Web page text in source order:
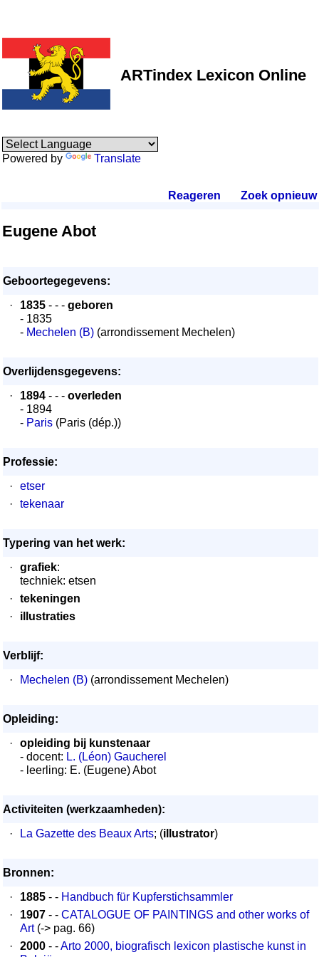
ARTindex Lexicon Online
Powered by Translate
Reageren Zoek opnieuw.
Eugene Abot
Geboortegegevens:
·
1835 - - - geboren
- 1835
- Mechelen (B) (arrondissement Mechelen)
Overlijdensgegevens:
·
1894 - - - overleden
- 1894
- Paris (Paris (dép.))
Professie:
·
etser
·
tekenaar
Typering van het werk:
·
grafiek:
techniek: etsen
·
tekeningen
·
illustraties
Verblijf:
·
Mechelen (B) (arrondissement Mechelen)
Opleiding:
·
opleiding bij kunstenaar
- docent: L. (Léon) Gaucherel
- leerling: E. (Eugene) Abot
Activiteiten (werkzaamheden):
·
La Gazette des Beaux Arts; (illustrator)
Bronnen:
·
1885 - - Handbuch für Kupferstichsammler
·
1907 - - CATALOGUE OF PAINTINGS and other works of
Art(-> pag. 66)
·
2000 - -Arto 2000, biografisch lexicon plastische kunst in